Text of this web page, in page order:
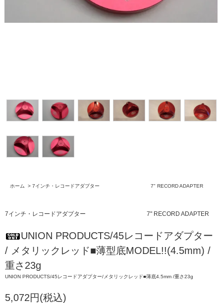
ホーム > 7インチ・レコードアダプター 7" RECORD ADAPTER
7インチ・レコードアダプター 7" RECORD ADAPTER
UNION PRODUCTS/45レコードアダプター
/ メタリックレッド■薄型底MODEL!!(4.5mm) /
重さ23g
UNION PRODUCTS/45レコードアダプター/メタリックレッド■薄底4.5mm /重さ23g
5,072円(税込)